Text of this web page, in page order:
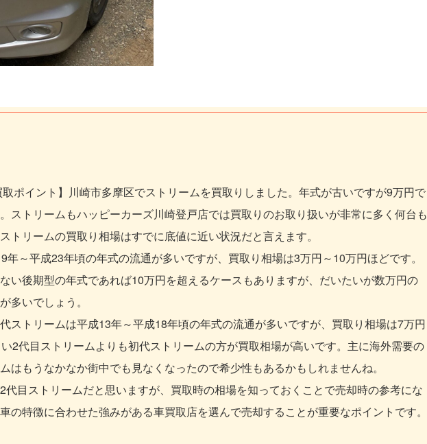
ポイント】川崎市多摩区でストリームを買取りしました。年式が古いですが9万円で
ストリームもハッピーカーズ川崎登戸店では買取りのお取り扱いが非常に多く何台も
トリームの買取り相場はすでに底値に近い状況だと言えます。
年～平成23年頃の年式の流通が多いですが、買取り相場は3万円～10万円ほどです。
い後期型の年式であれば10万円を超えるケースもありますが、だいたいが数万円の
多いでしょう。
ストリームは平成13年～平成18年頃の年式の流通が多いですが、買取り相場は7万円
2代目ストリームよりも初代ストリームの方が買取相場が高いです。主に海外需要の
はもうなかなか街中でも見なくなったので希少性もあるかもしれませんね。
代目ストリームだと思いますが、買取時の相場を知っておくことで売却時の参考にな
の特徴に合わせた強みがある車買取店を選んで売却することが重要なポイントです。